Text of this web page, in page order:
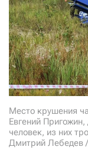
Место крушения
Евгений
человек, из них
Дмитрий Лебедев
Если у вас есть
звоните:
+7 (929) 612-03-68